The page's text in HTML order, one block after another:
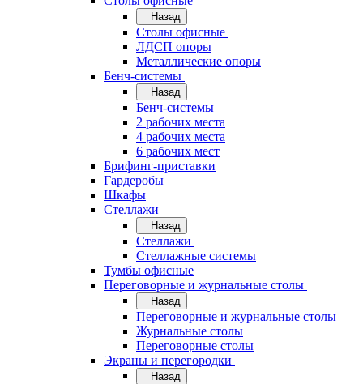
Назад
Cтолы офисные
ЛДСП опоры
Металлические опоры
Бенч-системы
Назад
Бенч-системы
2 рабочих места
4 рабочих места
6 рабочих мест
Брифинг-приставки
Гардеробы
Шкафы
Стеллажи
Назад
Стеллажи
Стеллажные системы
Тумбы офисные
Переговорные и журнальные столы
Назад
Переговорные и журнальные столы
Журнальные столы
Переговорные столы
Экраны и перегородки
Назад